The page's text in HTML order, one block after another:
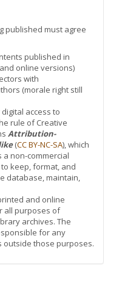
published must agree
published in
online versions)
with
(morale right still
access to
rule of Creative
Attribution-
(CC BY-NC-SA), which
a non-commercial
keep, format, and
database, maintain,
and online
all purposes of
archives. The
for any
outside those purposes.